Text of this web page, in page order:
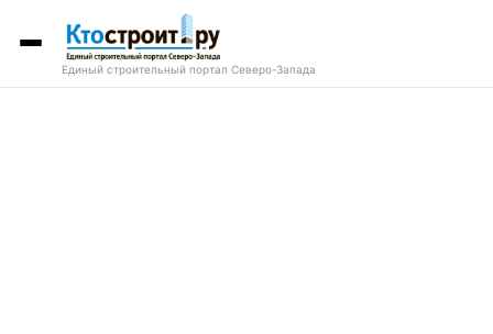
Единый строительный портал Северо-Запада